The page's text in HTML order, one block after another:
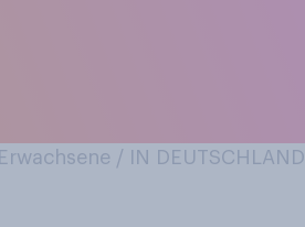
Erwachsene / IN DEUTSCHLAND